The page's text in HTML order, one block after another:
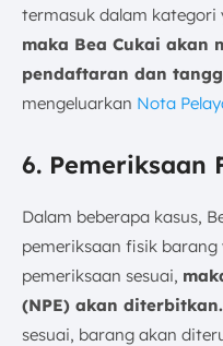
termasuk dalam
maka Bea Cukai akan
pendaftaran dan
mengeluarkan Nota
6. Pemeriksaan
Dalam beberapa kasus,
pemeriksaan fisik barang
pemeriksaan sesuai,
(NPE) akan diterbitkan.
sesuai, barang akan